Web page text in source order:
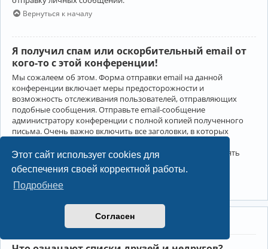
Этот сайт использует cookies для
обеспечения своей корректной работы.
Подробнее
Согласен
Вернуться к началу
Я получил спам или оскорбительный email от
кого-то с этой конференции!
Мы сожалеем об этом. Форма отправки email на данной
конференции включает меры предосторожности и
возможность отслеживания пользователей, отправляющих
подобные сообщения. Отправьте email-сообщение
администратору конференции с полной копией полученного
письма. Очень важно включить все заголовки, в которых
Администратор конференции сможет в этом случае принять
меры.
Друзья и недруги